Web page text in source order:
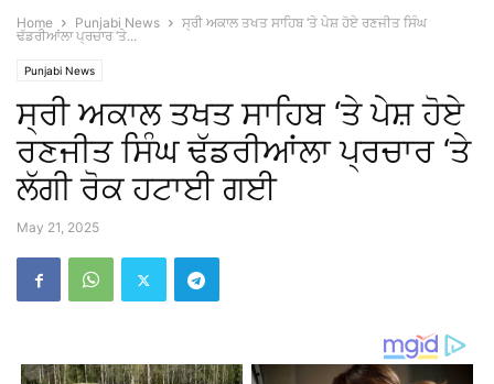
Home Punjabi News
ਸ੍ਰੀ ਅਕਾਲ ਤਖਤ ਸਾਹਿਬ ‘ਤੇ ਪੇਸ਼ ਹੋਏ ਰਣਜੀਤ ਸਿੰਘ
ਢੱਡਰੀਆਂਲਾ ਪ੍ਰਚਾਰ ‘ਤੇ...
Punjabi News
ਸ੍ਰੀ ਅਕਾਲ ਤਖਤ ਸਾਹਿਬ ‘ਤੇ ਪੇਸ਼ ਹੋਏ
ਰਣਜੀਤ ਸਿੰਘ ਢੱਡਰੀਆਂਲਾ ਪ੍ਰਚਾਰ ‘ਤੇ
ਲੱਗੀ ਰੋਕ ਹਟਾਈ ਗਈ
May 21, 2025